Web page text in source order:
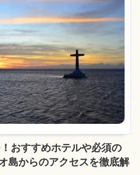
おすすめホテルや必須の
島からのアクセスを徹底解